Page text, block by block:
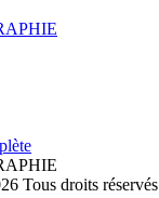
Tous droits réservés